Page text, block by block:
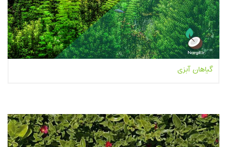
گیاهان آبزی